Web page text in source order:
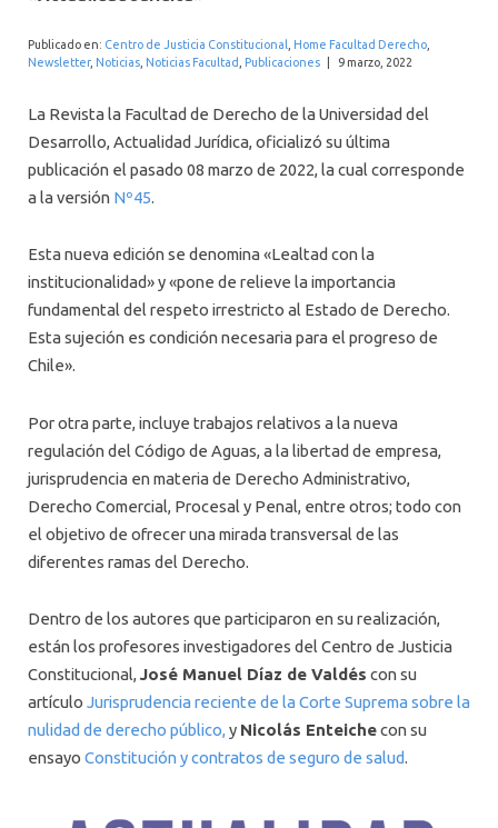
Publicado en: Centro de Justicia Constitucional Home Facultad Derecho
Newsletter, Noticias Noticias Facultad Publicaciones 9 marzo, 2022
La Revista la Facultad de Derecho de la Universidad del
Desarrollo, Actualidad Jurídica, oficializó su última
publicación el pasado 08 marzo de 2022, la cual corresponde
a la versión Nº45.
Esta nueva edición se denomina «Lealtad con la
institucionalidad» y «pone de relieve la importancia
fundamental del respeto irrestricto al Estado de Derecho.
Esta sujeción es condición necesaria para el progreso de
Chile».
Por otra parte, incluye trabajos relativos a la nueva
regulación del Código de Aguas, a la libertad de empresa,
jurisprudencia en materia de Derecho Administrativo,
Derecho Comercial, Procesal y Penal, entre otros; todo con
el objetivo de ofrecer una mirada transversal de las
diferentes ramas del Derecho.
Dentro de los autores que participaron en su realización,
están los profesores investigadores del Centro de Justicia
Constitucional, José Manuel Díaz de Valdés con su
artículo Jurisprudencia reciente de la Corte Suprema sobre la
nulidad de derecho público, y Nicolás Enteichecon su
ensayo Constitución y contratos de seguro de salud.